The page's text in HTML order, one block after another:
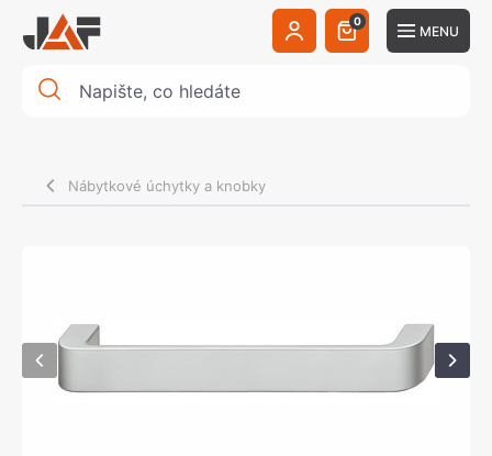
0
MENU
Nábytkové úchytky a knobky